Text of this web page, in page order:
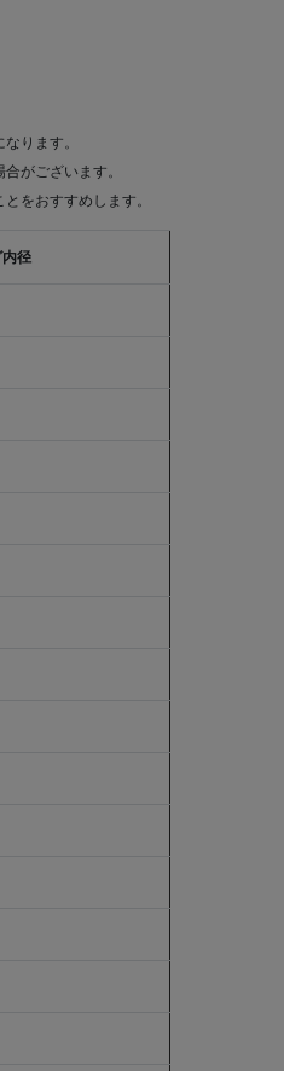
ります。
がございます。
をおすすめします。